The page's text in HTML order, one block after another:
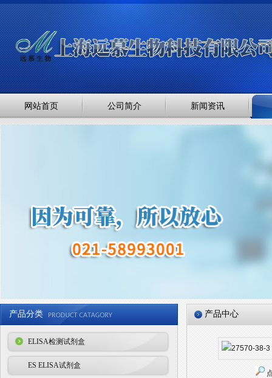
网站首页 公司简介 新闻资讯
产品分类
ELISA检测试剂盒
ES ELISA试剂盒
产品中心